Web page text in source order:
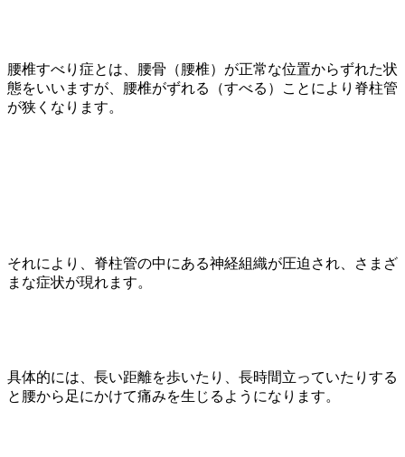
腰椎すべり症とは、腰骨（腰椎）が正常な位置からずれた状
態をいいますが、腰椎がずれる（すべる）ことにより脊柱管
が狭くなります。
それにより、脊柱管の中にある神経組織が圧迫され、さまざ
まな症状が現れます。
具体的には、長い距離を歩いたり、長時間立っていたりする
と腰から足にかけて痛みを生じるようになります。